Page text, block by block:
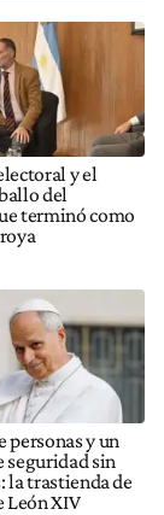
y el
del
terminó como
personas y un
seguridad sin
la trastienda de
León XIV